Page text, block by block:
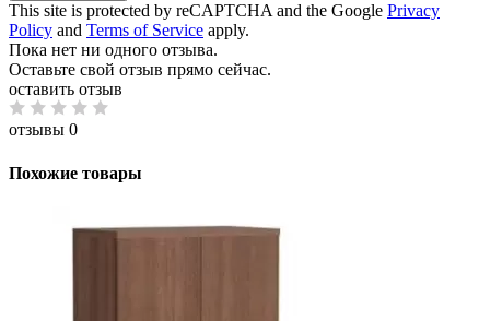
This site is protected by reCAPTCHA and the Google Privacy
Policy and Terms of Service apply.
Пока нет ни одного отзыва.
Оставьте свой отзыв прямо сейчас.
оставить отзыв
отзывы 0
Похожие товары